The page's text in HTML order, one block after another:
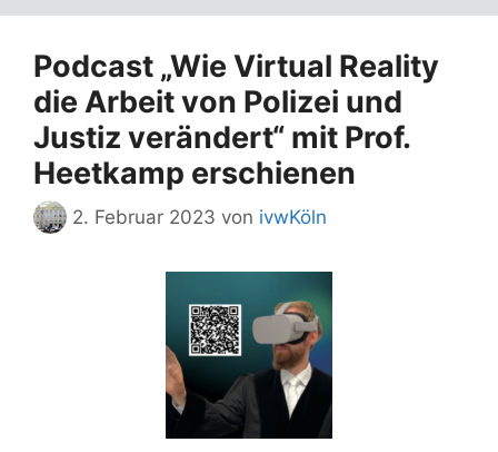
Podcast „Wie Virtual Reality
die Arbeit von Polizei und
Justiz verändert“ mit Prof.
Heetkamp erschienen
2. Februar 2023 von ivwKöln